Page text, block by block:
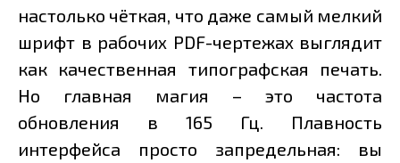
настолько чёткая, что даже самый мелкий
шрифт в рабочих PDF-чертежах выглядит
как качественная типографская печать.
Но главная магия – это частота
обновления в 165 Гц. Плавность
интерфейса просто запредельная: вы